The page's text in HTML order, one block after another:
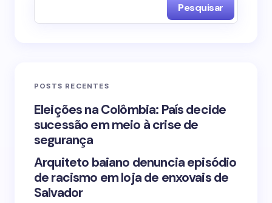
Your Comment *
Save my name and email in this browser for the
Pesquisar
POSTS RECENTES
Eleições na Colômbia: País decide
sucessão em meio à crise de
segurança
Arquiteto baiano denuncia episódio
de racismo em loja de enxovais de
Salvador